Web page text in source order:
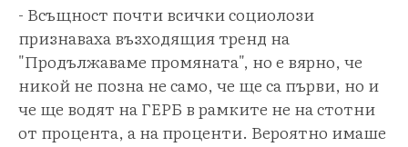
- Всъщност почти всички социолози
признаваха възходящия тренд на
"Продължаваме промяната", но е вярно, че
никой не позна не само, че ще са първи, но и
че ще водят на ГЕРБ в рамките не на стотни
от процента, а на проценти. Вероятно имаше